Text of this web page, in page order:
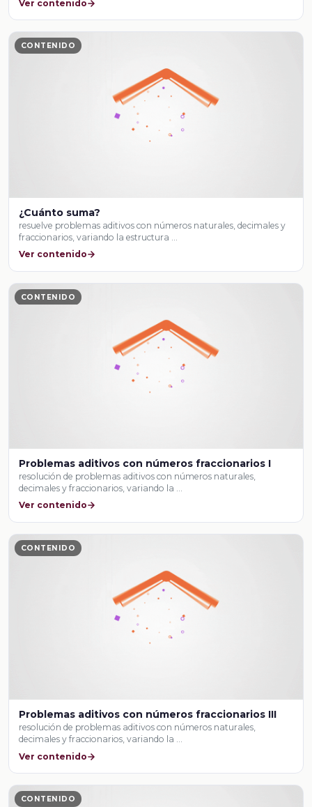
Ver contenido
CONTENIDO
¿Cuánto suma?
resuelve problemas aditivos con números naturales, decimales y
fraccionarios, variando la estructura …
Ver contenido
CONTENIDO
Problemas aditivos con números fraccionarios I
resolución de problemas aditivos con números naturales,
decimales y fraccionarios, variando la …
Ver contenido
CONTENIDO
Problemas aditivos con números fraccionarios III
resolución de problemas aditivos con números naturales,
decimales y fraccionarios, variando la …
Ver contenido
CONTENIDO